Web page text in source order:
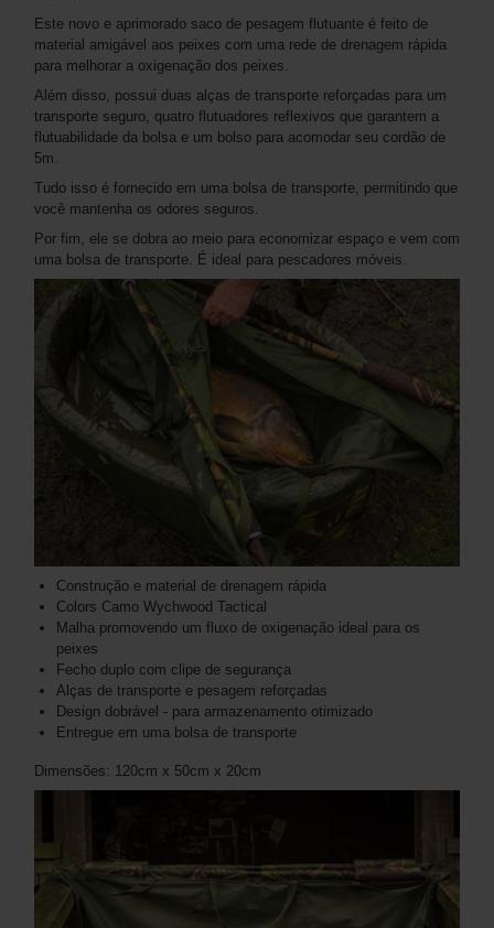
Este novo e aprimorado saco de pesagem flutuante é feito de
material amigável aos peixes com uma rede de drenagem rápida
para melhorar a oxigenação dos peixes.
Além disso, possui duas alças de transporte reforçadas para um
transporte seguro, quatro flutuadores reflexivos que garantem a
flutuabilidade da bolsa e um bolso para acomodar seu cordão de
5m.
Tudo isso é fornecido em uma bolsa de transporte, permitindo que
você mantenha os odores seguros.
Por fim, ele se dobra ao meio para economizar espaço e vem com
uma bolsa de transporte. É ideal para pescadores móveis.
Construção e material de drenagem rápida
Colors Camo Wychwood Tactical
Malha promovendo um fluxo de oxigenação ideal para os
peixes
Fecho duplo com clipe de segurança
Alças de transporte e pesagem reforçadas
Design dobrável - para armazenamento otimizado
Entregue em uma bolsa de transporte
Dimensões: 120cm x 50cm x 20cm